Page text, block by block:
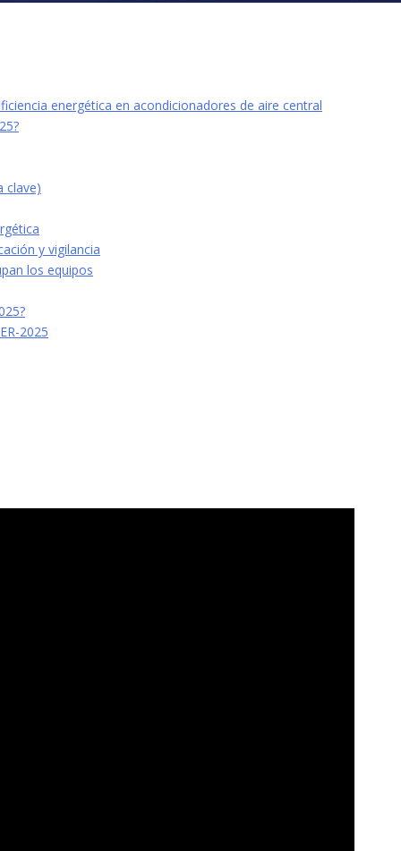
energética en acondicionadores de aire central
clave)
y vigilancia
los equipos
2025